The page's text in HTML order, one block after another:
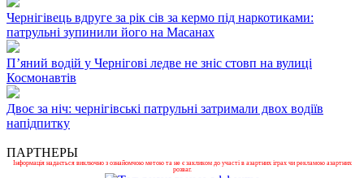
Чернігівець вдруге за рік сів за кермо під наркотиками:
патрульні зупинили його на Масанах
П’яний водій у Чернігові ледве не зніс стовп на вулиці
Космонавтів
Двоє за ніч: чернігівські патрульні затримали двох водіїв
напідпитку
ПАРТНЕРЫ
Інформація надається виключно з ознайомчою метою та не є закликом до участі в азартних іграх чи рекламою азартних
розваг.